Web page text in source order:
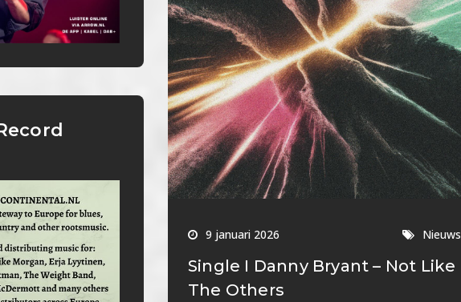
9 januari 2026 Nieuws
Single I Danny Bryant – Not Like
The Others